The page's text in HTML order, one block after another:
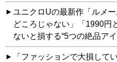
ユニクロUの最新作「ルメ
どころじゃない」「1990円
ないと損する“5つの絶品ア
「ファッションで大損して